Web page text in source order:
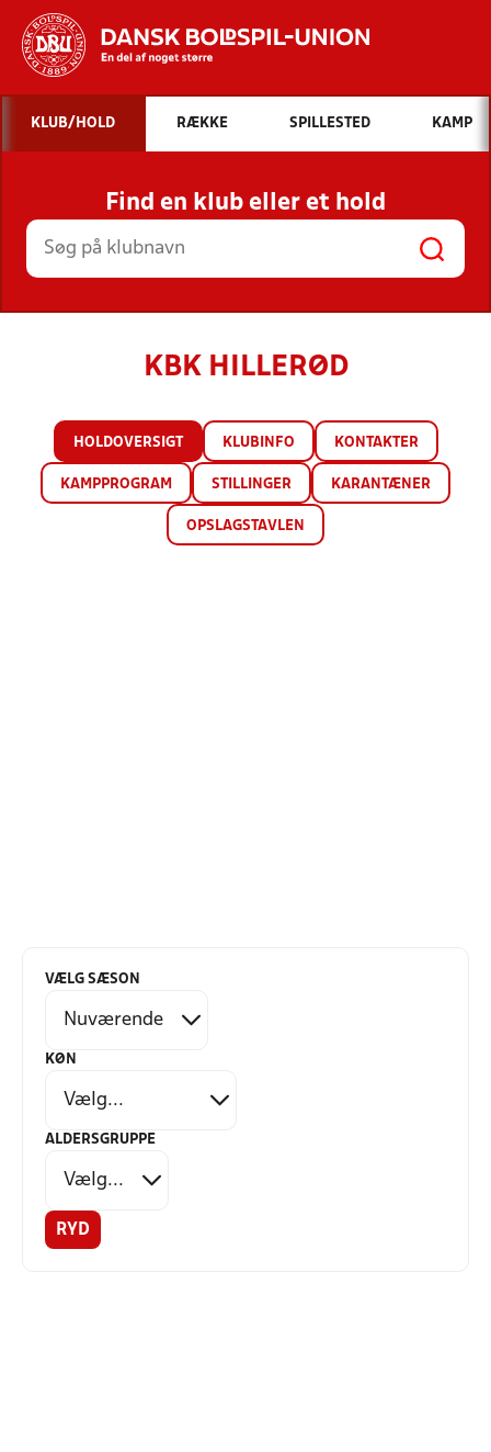
Hvad vil du søge efter?
INDHOLD OG NYHEDER
STILLINGER, RESULTATER, KLUBBER OG
HOLD
KLUB/HOLD RÆKKE SPILLESTED KAMP
Find en klub eller et hold
KBK HILLERØD
HOLDOVERSIGT KLUBINFO KONTAKTER
KAMPPROGRAM STILLINGER KARANTÆNER
OPSLAGSTAVLEN
VÆLG SÆSON
KØN
ALDERSGRUPPE
RYD